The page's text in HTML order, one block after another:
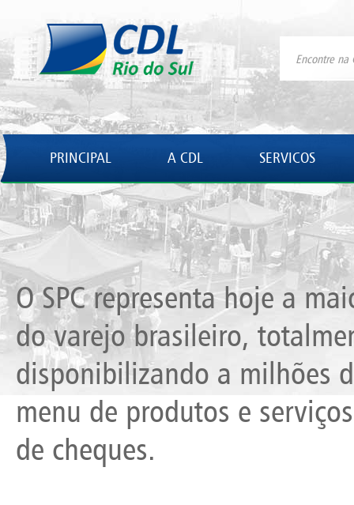
PRINCIPAL A CDL SERVICOS
O SPC representa hoje a
do varejo brasileiro,
disponibilizando a milhões
menu de produtos e
de cheques.